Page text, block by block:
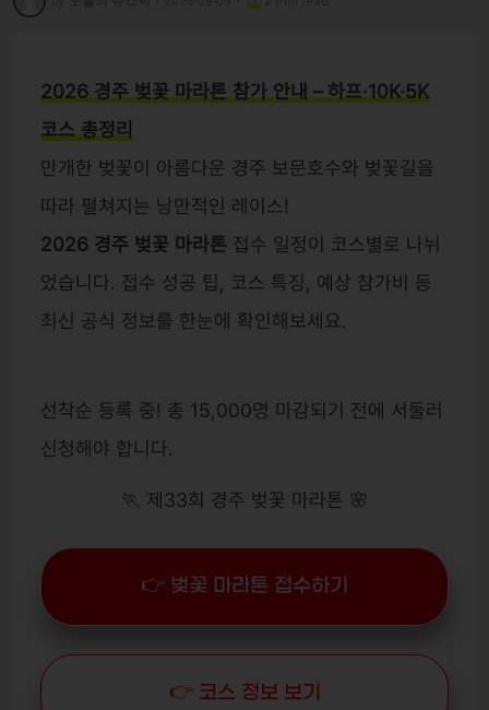
2026 경주 벚꽃 마라톤 참가 안내 – 하프·10K·5K
코스 총정리
만개한 벚꽃이 아름다운 경주 보문호수와 벚꽃길을
따라 펼쳐지는 낭만적인 레이스!
2026 경주 벚꽃 마라톤접수 일정이 코스별로 나뉘
었습니다. 접수 성공 팁, 코스 특징, 예상 참가비 등
최신 공식 정보를 한눈에 확인해보세요.
선착순 등록 중! 총 15,000명 마감되기 전에 서둘러
신청해야 합니다.
🏃 제33회 경주 벚꽃 마라톤 🌸
👉 벚꽃 마라톤 접수하기
👉 코스 정보 보기